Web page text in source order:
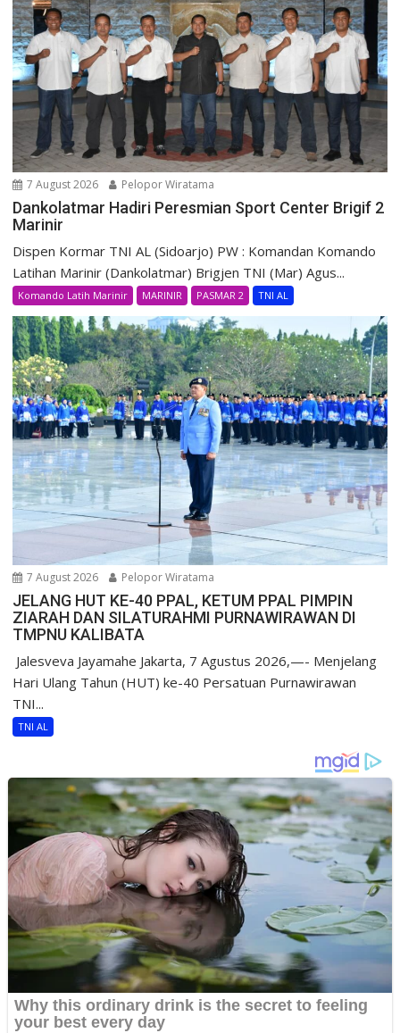
7 August 2026 Pelopor Wiratama
Dankolatmar Hadiri Peresmian Sport Center Brigif 2
Marinir
Dispen Kormar TNI AL (Sidoarjo) PW : Komandan Komando
Latihan Marinir (Dankolatmar) Brigjen TNI (Mar) Agus...
Komando Latih Marinir MARINIR PASMAR 2 TNI AL
7 August 2026 Pelopor Wiratama
JELANG HUT KE-40 PPAL, KETUM PPAL PIMPIN
ZIARAH DAN SILATURAHMI PURNAWIRAWAN DI
TMPNU KALIBATA
​ Jalesveva Jayamahe Jakarta, 7 Agustus 2026,—- Menjelang
Hari Ulang Tahun (HUT) ke-40 Persatuan Purnawirawan
TNI...
TNI AL